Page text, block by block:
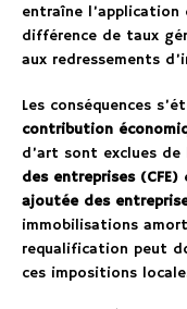
entraîne
différence de taux
aux redressements
Les conséquences
contribution
d’art sont exclues
des entreprises (CFE)
ajoutée des
immobilisations
requalification peut
ces impositions